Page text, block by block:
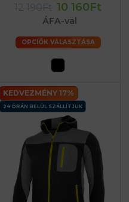
10 160Ft
ÁFA-val
OPCIÓK VÁLASZTÁSA
KEDVEZMÉNY 17%
24 ÓRÁN BELÜL SZÁLLÍTJUK